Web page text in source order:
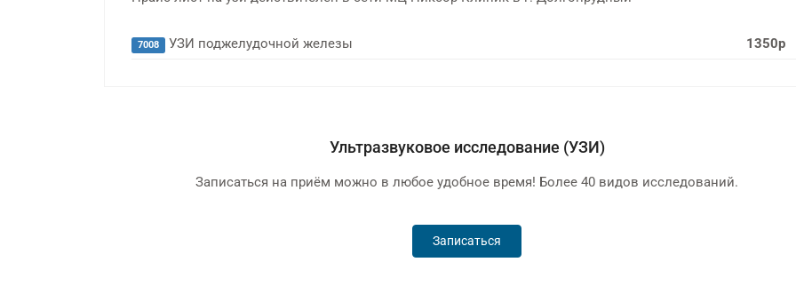
7008 УЗИ поджелудочной железы 1350р
Ультразвуковое исследование (УЗИ)
Записаться на приём можно в любое удобное время! Более 40 видов исследований.
Записаться